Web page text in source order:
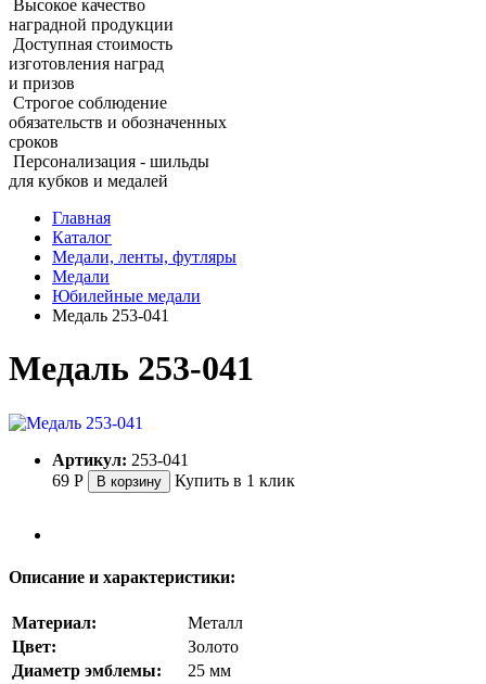
Высокое качество
наградной продукции
Доступная стоимость
изготовления наград
и призов
Строгое соблюдение
обязательств и обозначенных
сроков
Персонализация - шильды
для кубков и медалей
Главная
Каталог
Медали, ленты, футляры
Медали
Юбилейные медали
Медаль 253‑041
Медаль 253‑041
Артикул: 253-041
69 Р В корзину Купить в 1 клик
Описание и характеристики:
Материал:
Металл
Цвет:
Золото
Диаметр эмблемы:
25 мм